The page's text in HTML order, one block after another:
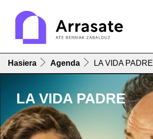
Hasiera Agenda LA VIDA PADRE
LA VIDA PADRE